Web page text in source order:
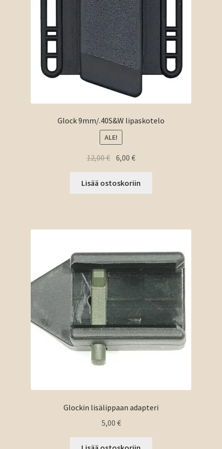
Glock 9mm/.40S&W lipaskotelo
ALE!
12,00€ Alkuperäinen
oli:
12,00 €.
6,00€Nykyinen
on:
6,00 €.
Lisää ostoskoriin
Glockin lisälippaan adapteri
5,00 €